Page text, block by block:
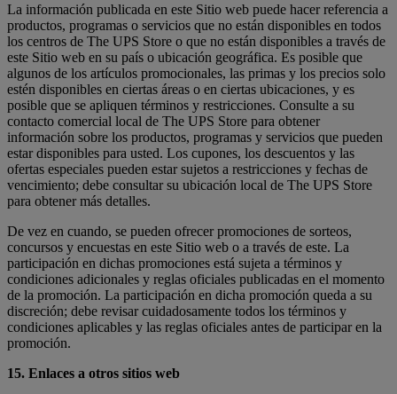
La información publicada en este Sitio web puede hacer referencia a
productos, programas o servicios que no están disponibles en todos
los centros de The UPS Store o que no están disponibles a través de
este Sitio web en su país o ubicación geográfica. Es posible que
algunos de los artículos promocionales, las primas y los precios solo
estén disponibles en ciertas áreas o en ciertas ubicaciones, y es
posible que se apliquen términos y restricciones. Consulte a su
contacto comercial local de The UPS Store para obtener
información sobre los productos, programas y servicios que pueden
estar disponibles para usted. Los cupones, los descuentos y las
ofertas especiales pueden estar sujetos a restricciones y fechas de
vencimiento; debe consultar su ubicación local de The UPS Store
para obtener más detalles.
De vez en cuando, se pueden ofrecer promociones de sorteos,
concursos y encuestas en este Sitio web o a través de este. La
participación en dichas promociones está sujeta a términos y
condiciones adicionales y reglas oficiales publicadas en el momento
de la promoción. La participación en dicha promoción queda a su
discreción; debe revisar cuidadosamente todos los términos y
condiciones aplicables y las reglas oficiales antes de participar en la
promoción.
15. Enlaces a otros sitios web